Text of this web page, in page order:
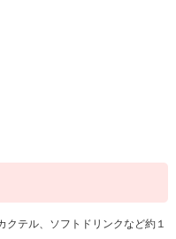
テル、ソフトドリンクなど約１